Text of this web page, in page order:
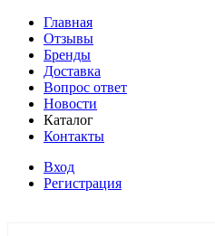
Главная
Отзывы
Бренды
Доставка
Вопрос ответ
Новости
Каталог
Контакты
Вход
Регистрация